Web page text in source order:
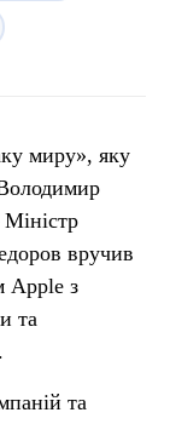
миру», яку
вручив
Apple з
та
та